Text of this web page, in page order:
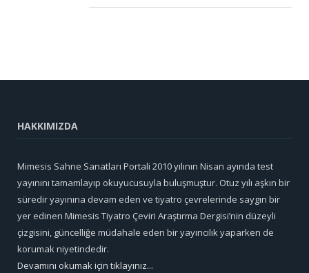
HAKKIMIZDA
Mimesis Sahne Sanatları Portali 2010 yılının Nisan ayında test
yayınını tamamlayıp okuyucusuyla buluşmuştur. Otuz yılı aşkın bir
süredir yayınına devam eden ve tiyatro çevrelerinde saygın bir
yer edinen Mimesis Tiyatro Çeviri Araştırma Dergisi’nin düzeyli
çizgisini, güncelliğe müdahale eden bir yayıncılık yaparken de
korumak niyetindedir.
Devamını okumak için tıklayınız...